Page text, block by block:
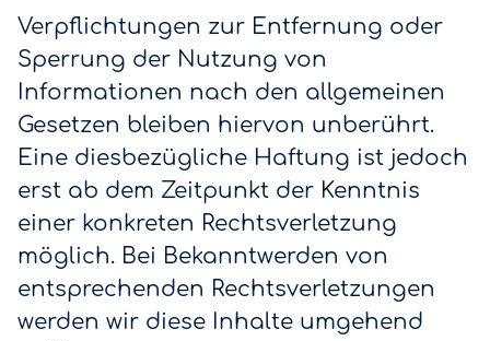
Verpflichtungen zur Entfernung oder
Sperrung der Nutzung von
Informationen nach den allgemeinen
Gesetzen bleiben hiervon unberührt.
Eine diesbezügliche Haftung ist jedoch
erst ab dem Zeitpunkt der Kenntnis
einer konkreten Rechtsverletzung
möglich. Bei Bekanntwerden von
entsprechenden Rechtsverletzungen
werden wir diese Inhalte umgehend